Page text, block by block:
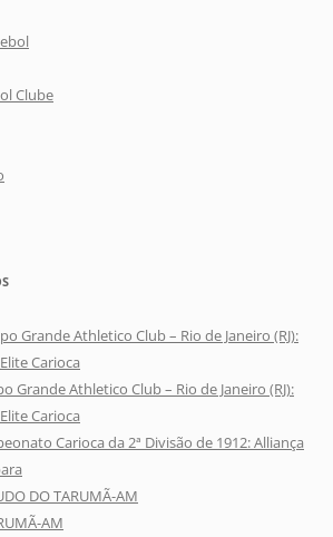
Clube
Grande Athletico Club – Rio de Janeiro (RJ):
Carioca
Grande Athletico Club – Rio de Janeiro (RJ):
Carioca
Carioca da 2ª Divisão de 1912: Alliança
DO TARUMÃ-AM
AM